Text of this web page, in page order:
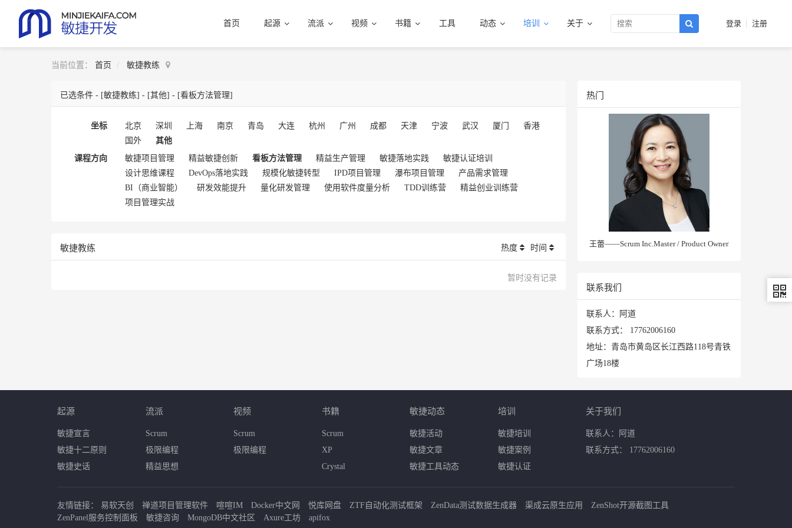
首页 起源 流派 视频 书籍 工具 动态 培训 关于 登录 注册
当前位置： 首页 敏捷教练
已选条件 - [敏捷教练] - [其他] - [看板方法管理]
坐标 北京 深圳 上海 南京 青岛 大连 杭州 广州 成都 天津 宁波 武汉 厦门
香港
国外
其他
课程方向
敏捷项目管理 精益敏捷创新 看板方法管理 精益生产管理 敏捷落地实践
敏捷认证培训
设计思维课程
DevOps落地实践 规模化敏捷转型 IPD项目管理 瀑布项目管理
产品需求管理
BI（商业智能）
研发效能提升 量化研发管理 使用软件度量分析 TDD训练营
精益创业训练营
项目管理实战
敏捷教练 时间
热度
暂时没有记录
热门
王蕾——Scrum Inc.Master / Product Owner培训讲师
联系我们
联系人：阿道
联系方式： 17762006160
地址：青岛市黄岛区长江西路118号青铁
广场18楼
起源
敏捷宣言
敏捷十二原则
敏捷史话
流派
Scrum
极限编程
精益思想
视频
Scrum
极限编程
书籍
Scrum
XP
Crystal
敏捷动态
敏捷活动
敏捷文章
敏捷工具动态
培训
敏捷培训
敏捷案例
敏捷认证
关于我们
联系人：阿道
联系方式： 17762006160
友情链接： 易软天创 禅道项目管理软件 喧喧IM Docker中文网 悦库网盘 ZTF自动化测试框架 ZenData测试数据生成器 渠成云原生应用
ZenShot开源截图工具
ZenPanel服务控制面板
敏捷咨询 MongoDB中文社区 Axure工坊 apifox